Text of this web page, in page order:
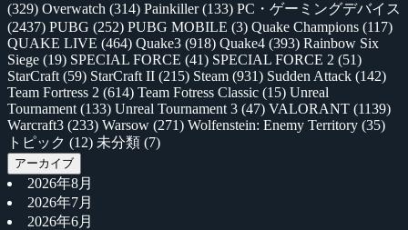
(329) Overwatch (314) Painkiller(133) PC・ゲーミングデバイス
(2437) PUBG (252) PUBG MOBILE (3) Quake Champions (117)
QUAKE LIVE (464) Quake3 (918) Quake4 (393) Rainbow Six
Siege (19) SPECIAL FORCE (41) SPECIAL FORCE 2 (51)
StarCraft (59) StarCraft II (215) Steam (931) Sudden Attack (142)
Team Fortress 2 (614) Team Fotress Classic (15) Unreal
Tournament (133) Unreal Tournament 3 (47) VALORANT (1139)
Warcraft3 (233) Warsow (271) Wolfenstein: Enemy Territory (35)
トピック (12) 未分類 (7)
アーカイブ
2026年8月
2026年7月
2026年6月